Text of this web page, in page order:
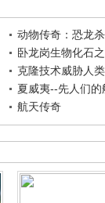
动物传奇：恐龙
卧龙岗生物化石
克隆技术威胁人
夏威夷--先人们的
航天传奇